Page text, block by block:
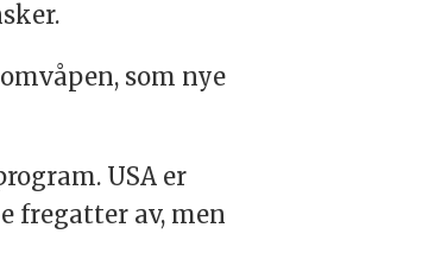
som nye
USA er
fregatter av, men